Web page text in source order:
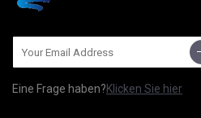
Eine Frage haben?Klicken Sie hier